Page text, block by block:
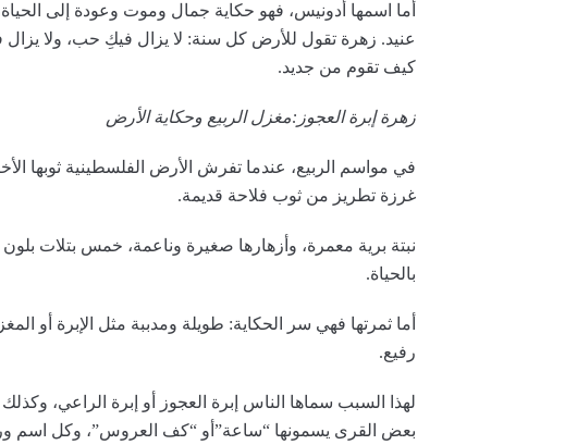
أما اسمها أدونيس، فهو حكاية جمال وموت وعودة إلى
عنيد. زهرة تقول للأرض كل سنة: لا يزال فيكِ حب، ولا
كيف تقوم من جديد.
زهرة إبرة العجوز:مغزل الربيع وحكاية الأرض
في مواسم الربيع، عندما تفرش الأرض الفلسطينية ثوبها
غرزة تطريز من ثوب فلاحة قديمة.
نبتة برية معمرة، وأزهارها صغيرة وناعمة، خمس بتلات
بالحياة.
أما ثمرتها فهي سر الحكاية: طويلة ومدببة مثل الإبرة أو
رفيع.
لهذا السبب سماها الناس إبرة العجوز أو إبرة الراعي،
بعض القرى يسمونها “ساعة”أو “كف العروس”، وكل اسم